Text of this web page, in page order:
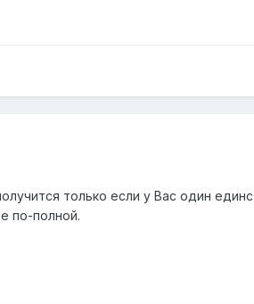
только если у Вас один
по-полной.